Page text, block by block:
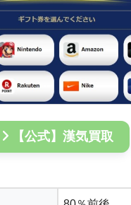
【公式】漢気買取